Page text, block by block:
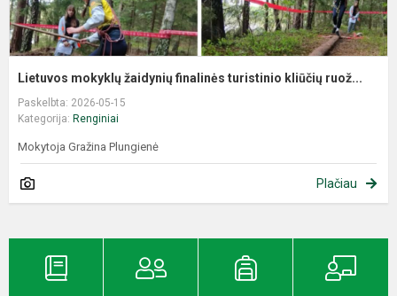
Lietuvos mokyklų žaidynių finalinės turistinio kliūčių ruož...
Paskelbta: 2026-05-15
Kategorija: Renginiai
Mokytoja Gražina Plungienė
Plačiau